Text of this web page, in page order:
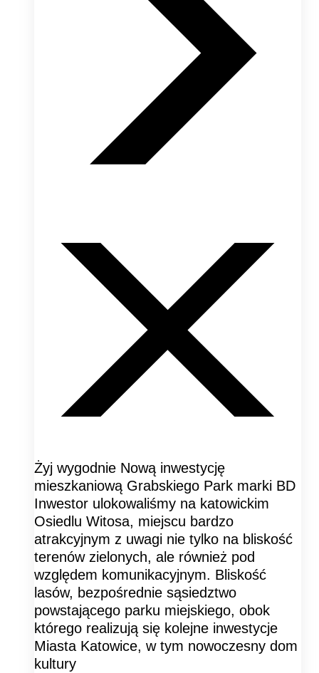
Żyj wygodnie Nową inwestycję
mieszkaniową Grabskiego Park marki BD
Inwestor ulokowaliśmy na katowickim
Osiedlu Witosa, miejscu bardzo
atrakcyjnym z uwagi nie tylko na bliskość
terenów zielonych, ale również pod
względem komunikacyjnym. Bliskość
lasów, bezpośrednie sąsiedztwo
powstającego parku miejskiego, obok
którego realizują się kolejne inwestycje
Miasta Katowice, w tym nowoczesny dom
kultury